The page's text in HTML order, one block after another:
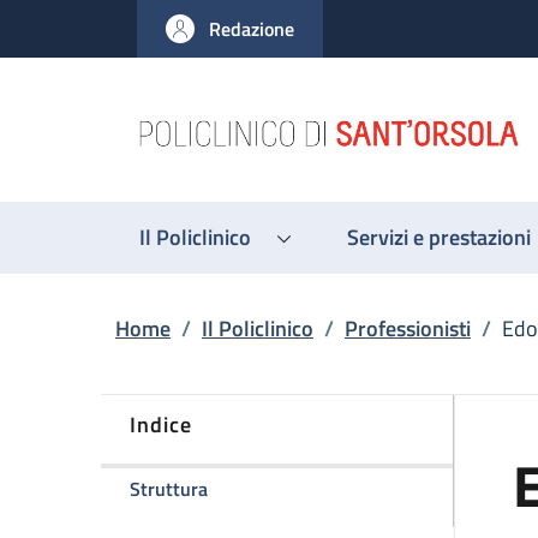
al contenuto principale
to footer content
Redazione
Il Policlinico Servizi e prestazioni
Briciole di pane
Home / Il Policlinico / Professionisti /
Indice
Strutturadella pagina Edoardo Rasciti